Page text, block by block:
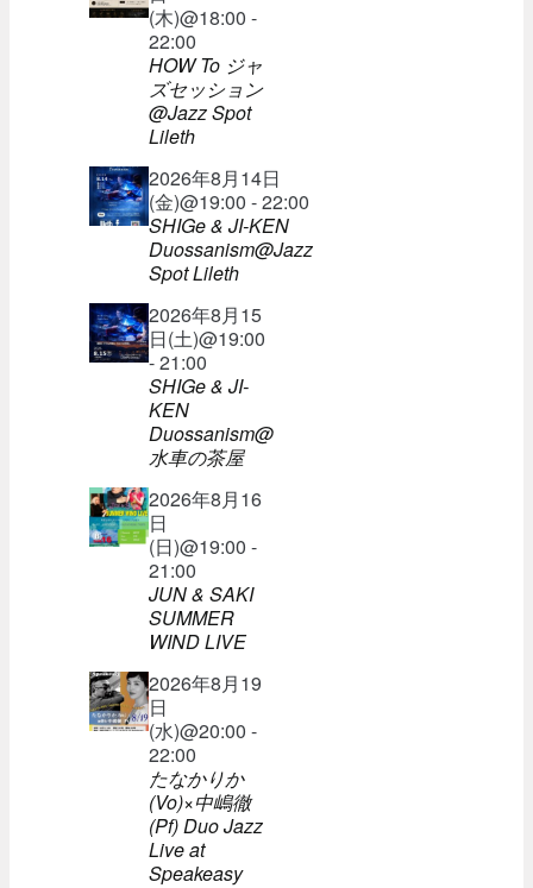
(木)@18:00 -
22:00
HOW To ジャ
ズセッション
@Jazz Spot
Lileth
2026年8月14日
(金)@19:00 - 22:00
SHIGe & JI-KEN
Duossanism@Jazz
Spot Lileth
2026年8月15
日(土)@19:00
- 21:00
SHIGe & JI-
KEN
Duossanism@
水車の茶屋
2026年8月16
日
(日)@19:00 -
21:00
JUN & SAKI
SUMMER
WIND LIVE
2026年8月19
日
(水)@20:00 -
22:00
たなかりか
(Vo)×中嶋徹
(Pf) Duo Jazz
Live at
Speakeasy